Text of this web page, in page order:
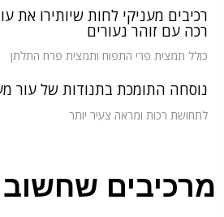
רכיבים מעניקי לחות שיותירו את
רכה עם זוהר נעורים
כולל תמצית פרי התפוח ותמצית פרח התלתן
נוסחה התומכת בתנודות של עור
לתחושת רכות ומראה צעיר יותר
מרכיבים